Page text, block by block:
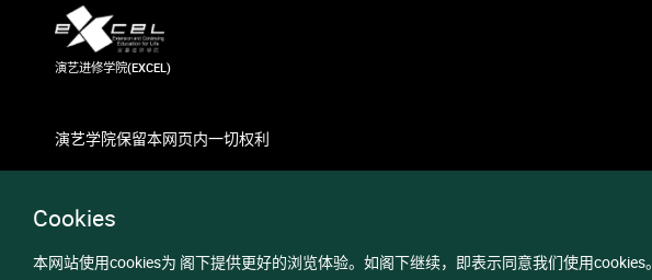
Cookies
本网站使用cookies为 阁下提供更好的浏览体验。如阁下继续，即表示同意我们使用cookies。
演艺进修学院(EXCEL)
演艺学院保留本网页内一切权利